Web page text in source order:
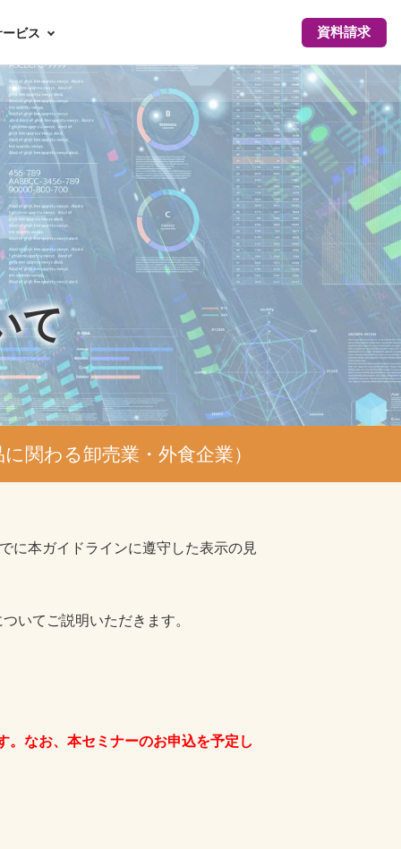
資料請求
ビス
て
関わる卸売業・外食企業）
に本ガイドラインに遵守した表示の見
いてご説明いただきます。
。なお、本セミナーのお申込を予定し